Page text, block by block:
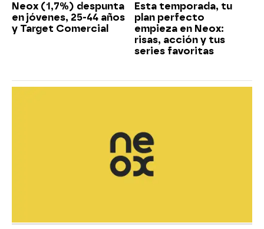
Neox (1,7%) despunta
en jóvenes, 25-44 años
y Target Comercial
Esta temporada, tu
plan perfecto
empieza en Neox:
risas, acción y tus
series favoritas